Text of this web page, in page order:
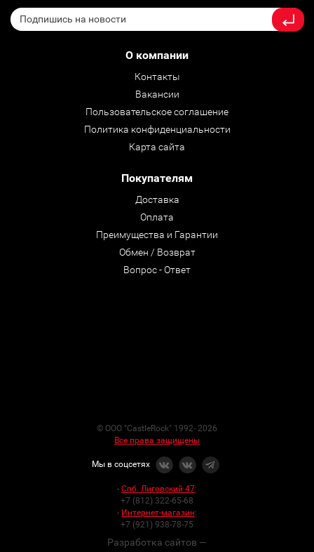
О компании
Контакты
Вакансии
Пользовательское соглашение
Политика конфиденциальности
Карта сайта
Покупателям
Доставка
Оплата
Преимущества и Гарантии
Обмен / Возврат
Вопрос - Ответ
© ООО "CastleRock" 1992- 2026
Все права защищены
Мы в соцсетях
- Спб. Лиговский 47:
+7 (812) 322-65-68
- Интернет-магазин:
+7 (921) 938-78-75
Разработка сайтов —